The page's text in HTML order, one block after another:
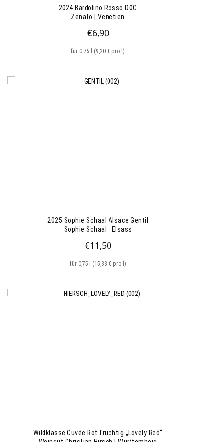
2024 Bardolino Rosso DOC
Zenato | Venetien
€6,90
für 0.75 l (9,20 € pro l)
2025 Sophie Schaal Alsace Gentil
Sophie Schaal | Elsass
€11,50
für 0,75 l (15,33 € pro l)
Wildklasse Cuvée Rot fruchtig „Lovely Red“